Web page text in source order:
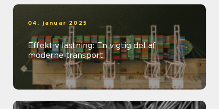
04. januar 2025
Effektiv lastning: En vigtig del af
moderne transport